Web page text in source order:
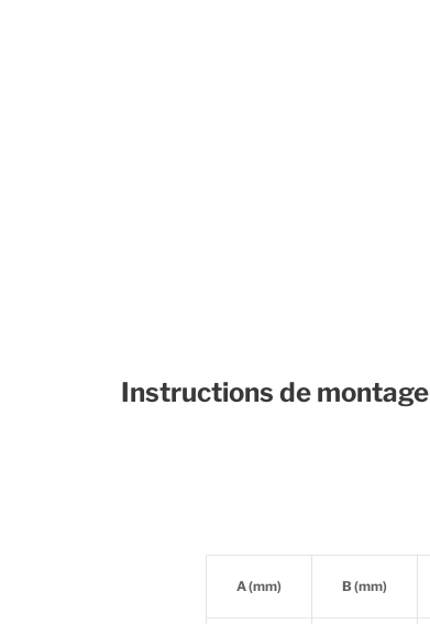
Instructions de montage
A (mm) B (mm)